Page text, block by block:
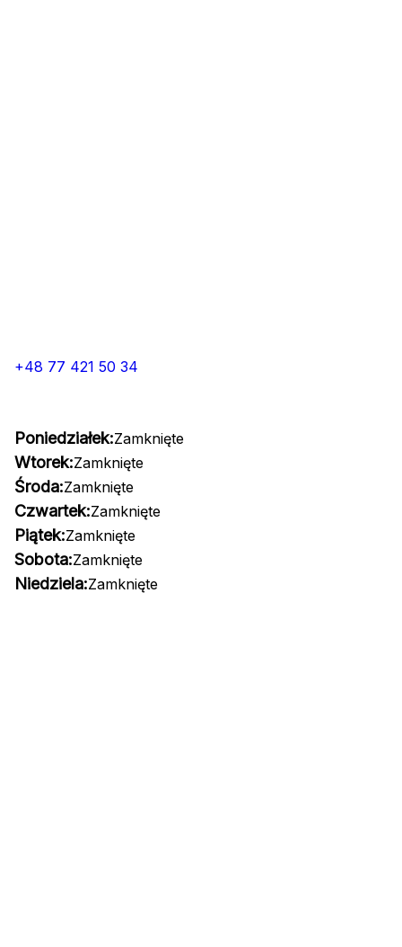
+48 77 421 50 34
Poniedziałek:Zamknięte
Wtorek:Zamknięte
Środa:Zamknięte
Czwartek:Zamknięte
Piątek:Zamknięte
Sobota:Zamknięte
Niedziela:Zamknięte